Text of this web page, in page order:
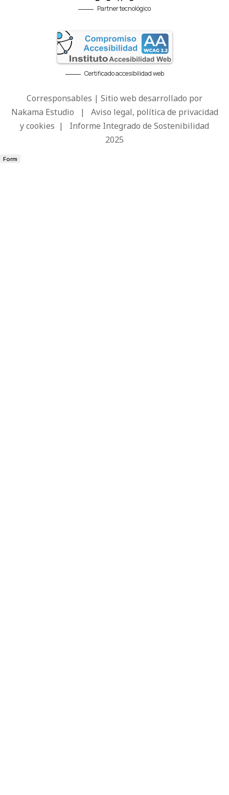
Partner tecnológico
Certificado accesibilidad web
Corresponsables | Sitio web desarrollado por
Nakama Estudio | Aviso legal, política de privacidad
y cookies | Informe Integrado de Sostenibilidad
2025
Form